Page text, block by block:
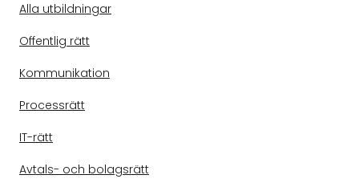
Alla utbildningar
Offentlig rätt
Kommunikation
Processrätt
IT-rätt
Avtals- och bolagsrätt